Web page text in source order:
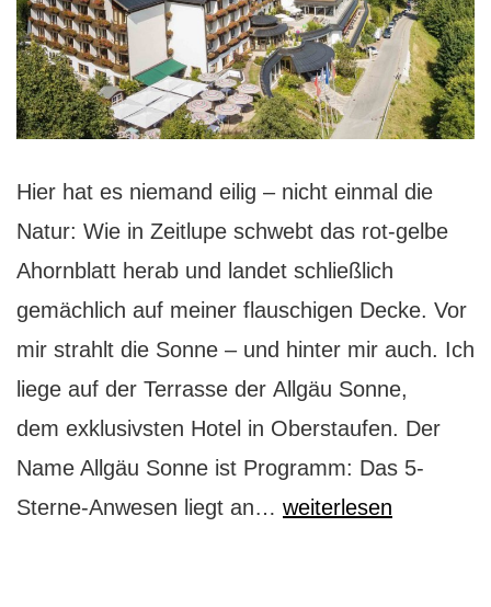
Hier hat es niemand eilig – nicht einmal die
Natur: Wie in Zeitlupe schwebt das rot-gelbe
Ahornblatt herab und landet schließlich
gemächlich auf meiner flauschigen Decke. Vor
mir strahlt die Sonne – und hinter mir auch. Ich
liege auf der Terrasse der Allgäu Sonne,
dem exklusivsten Hotel in Oberstaufen. Der
Name Allgäu Sonne ist Programm: Das 5-
Sterne-Anwesen liegt an… Hotel
weiterlesen